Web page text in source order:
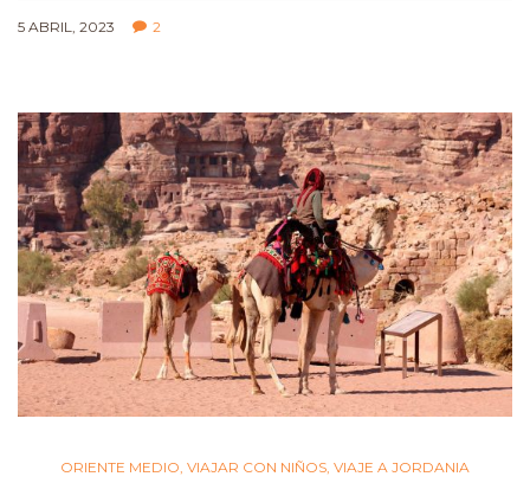
5 ABRIL, 2023 2
ORIENTE MEDIO VIAJAR CON NIÑOS VIAJE A JORDANIA